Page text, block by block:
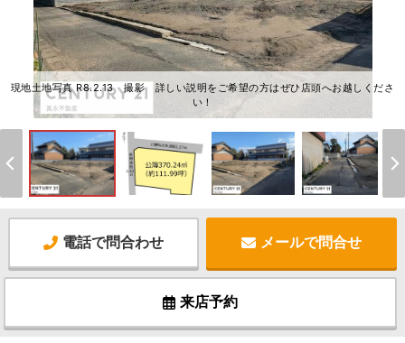
現地土地写真 R8.2.13 撮影 詳しい説明をご希望の方はぜひ店頭へお越しくださ
い！
電話で問合わせ メールで問合せ
来店予約